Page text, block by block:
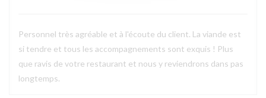
Personnel très agréable et à l'écoute du client. La viande est
si tendre et tous les accompagnements sont exquis ! Plus
que ravis de votre restaurant et nous y reviendrons dans pas
longtemps.